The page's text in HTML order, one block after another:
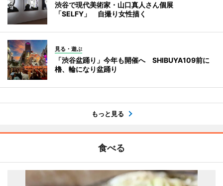
渋谷で現代美術家・山口真人さん個展
「SELFY」 自撮り女性描く
見る・遊ぶ
「渋谷盆踊り」今年も開催へ SHIBUYA109前に
櫓、輪になり盆踊り
もっと見る
食べる